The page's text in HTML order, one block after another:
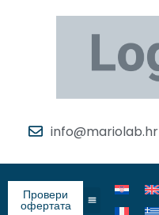
info@mariolab.hr
Провери
офертата